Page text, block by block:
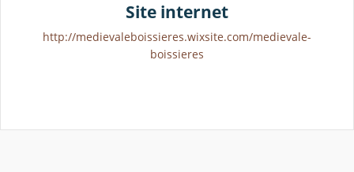
Site internet
http://medievaleboissieres.wixsite.com/medievale-
boissieres